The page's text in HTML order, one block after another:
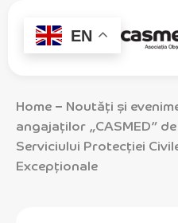
EN
Home – Noutăți și
angajaților „CASMED”
Serviciului Protecției
Excepționale